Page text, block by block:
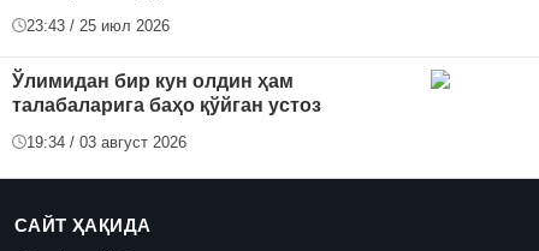
23:43 / 25 июл 2026
Ўлимидан бир кун олдин ҳам
талабаларига баҳо қўйган устоз
19:34 / 03 август 2026
САЙТ ҲАҚИДА